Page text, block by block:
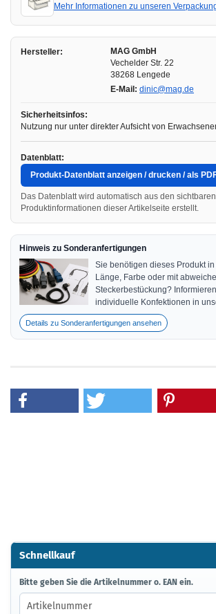
Mehr Informationen zu unseren
Hersteller:
MAG GmbH
Vechelder Str. 22
38268 Lengede
E-Mail: dinic@mag.de
Sicherheitsinfos:
Nutzung nur unter direkter Aufsicht von
Datenblatt:
Produkt-Datenblatt anzeigen / drucken / als
Das Datenblatt wird automatisch aus den sichtbaren
Produktinformationen dieser Artikelseite erstellt.
Hinweis zu Sonderanfertigungen
Sie benötigen dieses Produkt
Länge, Farbe oder mit
Steckerbestückung?
individuelle Konfektionen in
Details zu Sonderanfertigungen ansehen
Schnellkauf
BITTE
GEBEN
SIE
Bitte geben Sie die Artikelnummer o. EAN ein.